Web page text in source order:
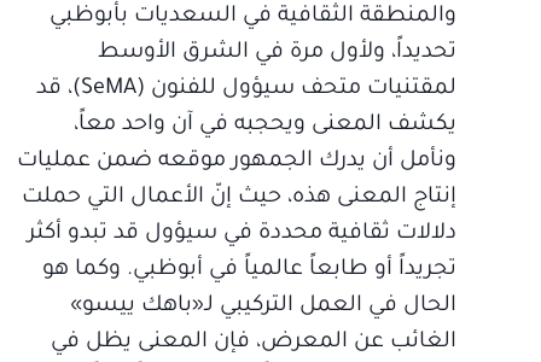
والمنطقة الثقافية في السعديات بأبوظبي
تحديداً، ولأول مرة في الشرق الأوسط
لمقتنيات متحف سيؤول للفنون (SeMA)، قد
يكشف المعنى ويحجبه في آن واحد معاً،
ونأمل أن يدرك الجمهور موقعه ضمن عمليات
إنتاج المعنى هذه، حيث إنّ الأعمال التي حملت
دلالات ثقافية محددة في سيؤول قد تبدو أكثر
تجريداً أو طابعاً عالمياً في أبوظبي. وكما هو
الحال في العمل التركيبي لـ«باهك ييسو»
الغائب عن المعرض، فإن المعنى يظل في